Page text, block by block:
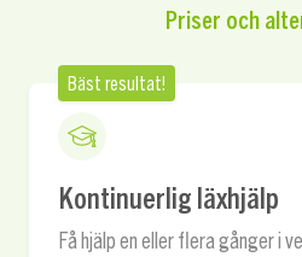
Priser och
Bäst resultat!
Kontinuerlig läxhjälp
Få hjälp en eller flera gånger i